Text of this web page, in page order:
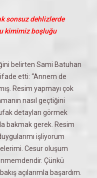
sonsuz dehlizlerde
kimimiz boşluğu
belirten Sami Batuhan
etti: “Annem de
Resim yapmayı çok
nasıl geçtiğini
detayları görmek
bakmak gerek. Resim
işliyorum
Cesur oluşum
Çünkü
açılarımla başardım.